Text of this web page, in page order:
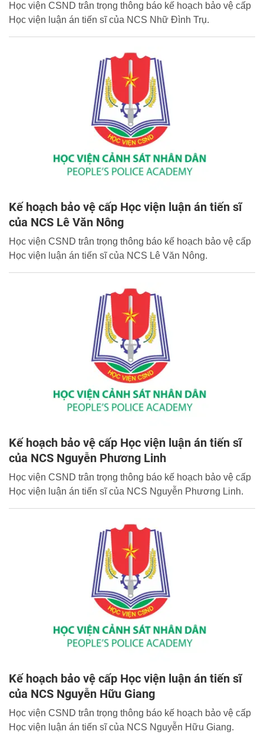
Học viện CSND trân trọng thông báo kế hoạch bảo vệ cấp
Học viện luận án tiến sĩ của NCS Nhữ Đình Trụ.
Kế hoạch bảo vệ cấp Học viện luận án tiến sĩ
của NCS Lê Văn Nông
Học viện CSND trân trọng thông báo kế hoạch bảo vệ cấp
Học viện luận án tiến sĩ của NCS Lê Văn Nông.
Kế hoạch bảo vệ cấp Học viện luận án tiến sĩ
của NCS Nguyễn Phương Linh
Học viện CSND trân trọng thông báo kế hoạch bảo vệ cấp
Học viện luận án tiến sĩ của NCS Nguyễn Phương Linh.
Kế hoạch bảo vệ cấp Học viện luận án tiến sĩ
của NCS Nguyễn Hữu Giang
Học viện CSND trân trọng thông báo kế hoạch bảo vệ cấp
Học viện luận án tiến sĩ của NCS Nguyễn Hữu Giang.